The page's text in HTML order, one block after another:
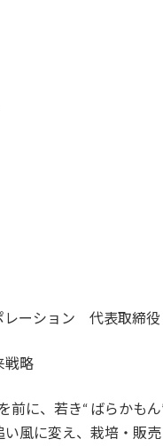
ーション 代表取締役
戦略
前に、若き“ ばらかも
風に変え、栽培・販